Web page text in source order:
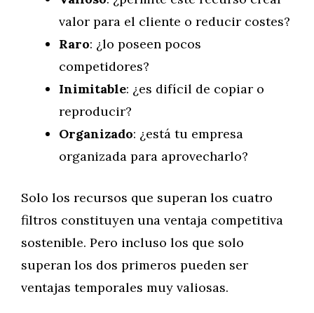
valor para el cliente o reducir costes?
Raro: ¿lo poseen pocos
competidores?
Inimitable: ¿es difícil de copiar o
reproducir?
Organizado: ¿está tu empresa
organizada para aprovecharlo?
Solo los recursos que superan los cuatro
filtros constituyen una ventaja competitiva
sostenible. Pero incluso los que solo
superan los dos primeros pueden ser
ventajas temporales muy valiosas.